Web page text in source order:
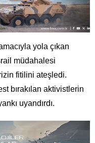
yola çıkan
müdahalesi
fitilini ateşledi.
bırakılan aktivistlerin
uyandırdı.